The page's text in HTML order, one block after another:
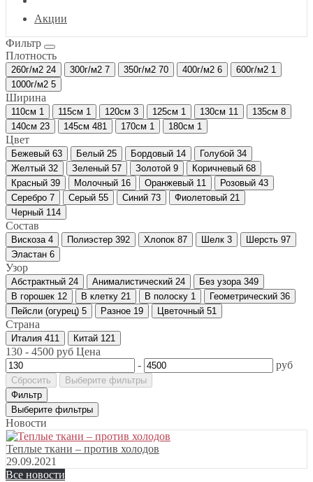
Акции
Фильтр
Плотность
260г/м2 24 300г/м2 7 350г/м2 70 400г/м2 6 600г/м2 1
1000г/м2 5
Ширина
110см 1 115см 1 120см 3 125см 1 130см 11 135см 8
140см 23 145см 481 170см 1 180см 1
Цвет
Бежевый 63 Белый 25 Бордовый 14 Голубой 34
Желтый 32 Зеленый 57 Золотой 9 Коричневый 68
Красный 39 Молочный 16 Оранжевый 11 Розовый 43
Серебро 7 Серый 55 Синий 73 Фиолетовый 21
Черный 114
Состав
Вискоза 4 Полиэстер 392 Хлопок 87 Шелк 3 Шерсть 97
Эластан 6
Узор
Абстрактный 24 Анималистический 24 Без узора 349
В горошек 12 В клетку 21 В полоску 1 Геометрический 36
Пейсли (огурец) 5 Разное 19 Цветочный 51
Страна
Италия 411 Китай 121
130 - 4500 руб Цена
-
руб
Сбросить
Выберите фильтры
Фильтр
Выберите фильтры
Новости
Теплые ткани – против холодов
29.09.2021
Все новости